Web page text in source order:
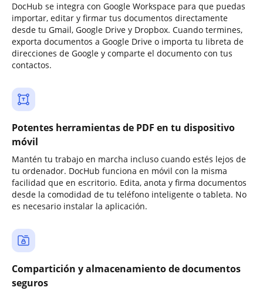
DocHub se integra con Google Workspace para que puedas
importar, editar y firmar tus documentos directamente
desde tu Gmail, Google Drive y Dropbox. Cuando termines,
exporta documentos a Google Drive o importa tu libreta de
direcciones de Google y comparte el documento con tus
contactos.
Potentes herramientas de PDF en tu dispositivo
móvil
Mantén tu trabajo en marcha incluso cuando estés lejos de
tu ordenador. DocHub funciona en móvil con la misma
facilidad que en escritorio. Edita, anota y firma documentos
desde la comodidad de tu teléfono inteligente o tableta. No
es necesario instalar la aplicación.
Compartición y almacenamiento de documentos
seguros